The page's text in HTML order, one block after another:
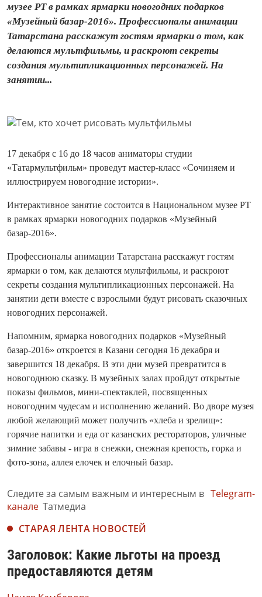
музее РТ в рамках ярмарки новогодних подарков
«Музейный базар-2016». Профессионалы анимации
Татарстана расскажут гостям ярмарки о том, как
делаются мультфильмы, и раскроют секреты
создания мультипликационных персонажей. На
занятии...
17 декабря с 16 до 18 часов аниматоры студии
«Татармультфильм» проведут мастер-класс «Сочиняем и
иллюстрируем новогодние истории».
Интерактивное занятие состоится в Национальном музее РТ
в рамках ярмарки новогодних подарков «Музейный
базар-2016».
Профессионалы анимации Татарстана расскажут гостям
ярмарки о том, как делаются мультфильмы, и раскроют
секреты создания мультипликационных персонажей. На
занятии дети вместе с взрослыми будут рисовать сказочных
новогодних персонажей.
Напомним, ярмарка новогодних подарков «Музейный
базар-2016» откроется в Казани сегодня 16 декабря и
завершится 18 декабря. В эти дни музей превратится в
новогоднюю сказку. В музейных залах пройдут открытые
показы фильмов, мини-спектаклей, посвященных
новогодним чудесам и исполнению желаний. Во дворе музея
любой желающий может получить «хлеба и зрелищ»:
горячие напитки и еда от казанских рестораторов, уличные
зимние забавы - игра в снежки, снежная крепость, горка и
фото-зона, аллея елочек и елочный базар.
Следите за самым важным и интересным в Telegram-
канале Татмедиа
СТАРАЯ ЛЕНТА НОВОСТЕЙ
Заголовок: Какие льготы на проезд
предоставляются детям